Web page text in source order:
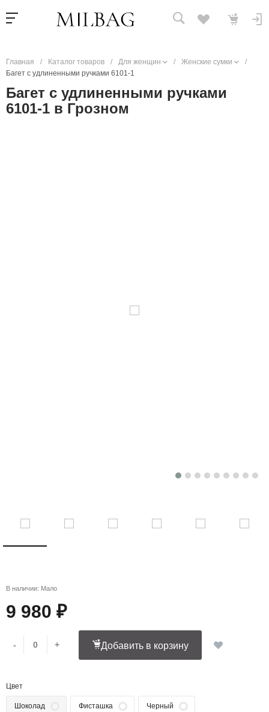
Главная / Каталог товаров / Для женщин / Женские сумки
/
Багет с удлиненными ручками 6101-1
Багет с удлиненными ручками
6101-1 в Грозном
В наличии: Мало
9 980 ₽
- + Добавить в корзину
Цвет
Шоколад Фисташка Черный